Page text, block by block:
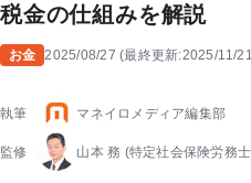
税金の仕組みを解説
お金 2025/08/27 (最終更新:2025/11/21
執筆 マネイロメディア編集部
監修 山本 務 (特定社会保険労務